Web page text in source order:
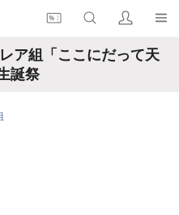
ア組「ここにだって天
誕祭